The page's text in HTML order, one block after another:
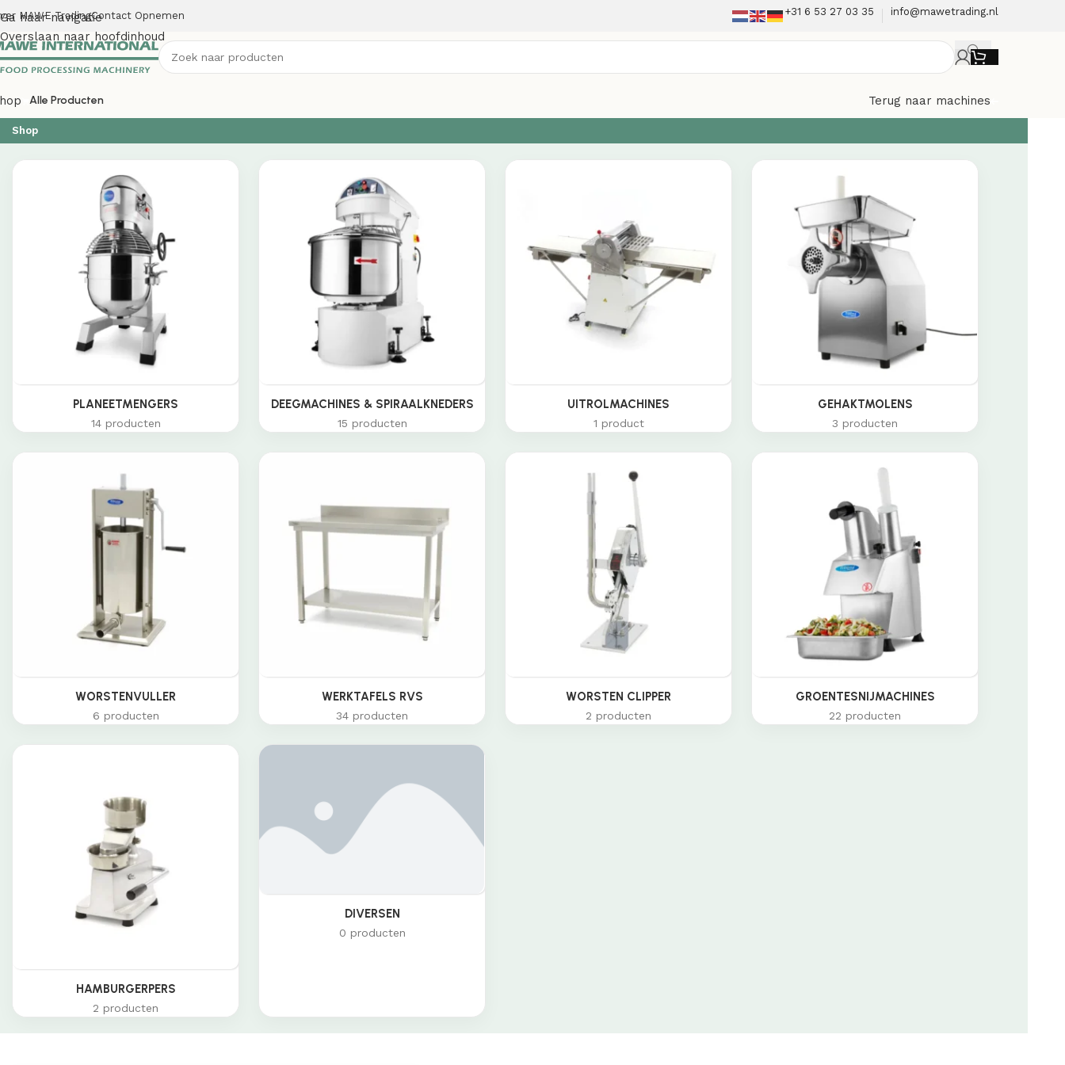
Ga naar navigatie
Overslaan naar hoofdinhoud
MAWE TradingContact Opnemen +31 6 53 27 03 35 info@mawetrading.nl
Alle Producten Terug naar machines
Shop
PLANEETMENGERS
14 producten
DEEGMACHINES & SPIRAALKNEDERS
15 producten
UITROLMACHINES
1 product
GEHAKTMOLENS
3 producten
WORSTENVULLER
6 producten
WERKTAFELS RVS
34 producten
WORSTEN CLIPPER
2 producten
GROENTESNIJMACHINES
22 producten
HAMBURGERPERS
2 producten
DIVERSEN
0 producten